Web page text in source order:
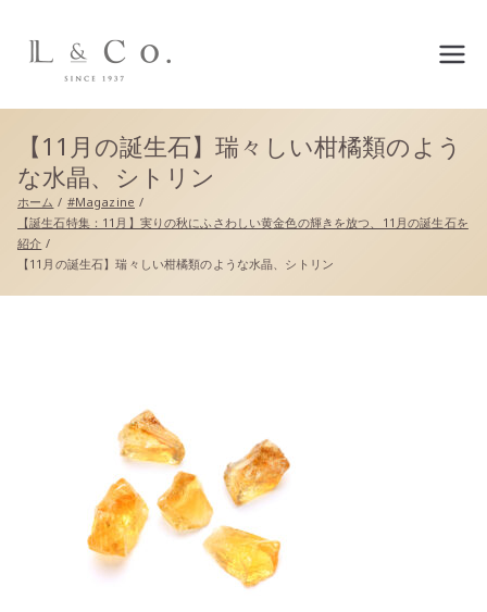
L&co.（エルアンドコー）公
【11月の誕生石】瑞々しい柑橘類のよう
な水晶、シトリン
ホーム
#Magazine
【誕生石特集：11月】実りの秋にふさわしい黄金色の輝きを放つ、11月の誕生石を
紹介
【11月の誕生石】瑞々しい柑橘類のような水晶、シトリン